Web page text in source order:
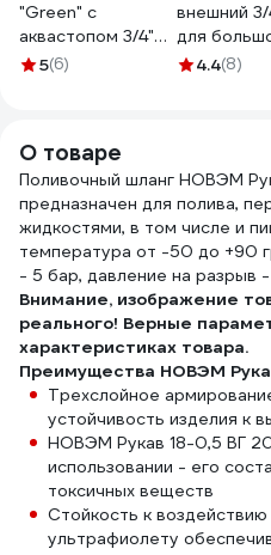
"Green" с
аквастопом 3/4"
Добросад 784-
5(6)
внешний 3/
для
объема
4.4(8)
О товаре
Поливочный шланг НОВЭМ
предназначен для полива,
жидкостями, в том числе и
температура от -50 до +90
- 5 бар, давление на разрыв
Внимание, изображение
реального! Верные
характеристиках товара.
Преимущества НОВЭМ
Трехслойное
устойчивость изделия к
НОВЭМ Рукав 18-0,5 ВГ
использовании - его
токсичных веществ
Стойкость к воздействию
ультрафиолету